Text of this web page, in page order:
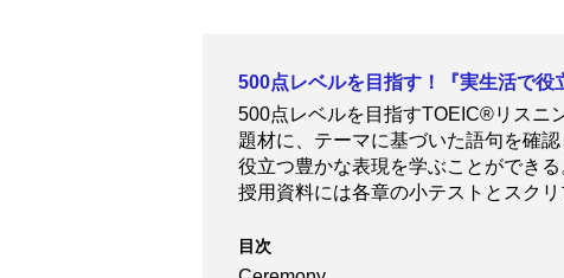
500点レベルを目指す！『実生活で役
500点レベルを目指すTOEIC®リスニ
題材に、テーマに基づいた語句を確
役立つ豊かな表現を学ぶことができ
授用資料には各章の小テストとスク
目次